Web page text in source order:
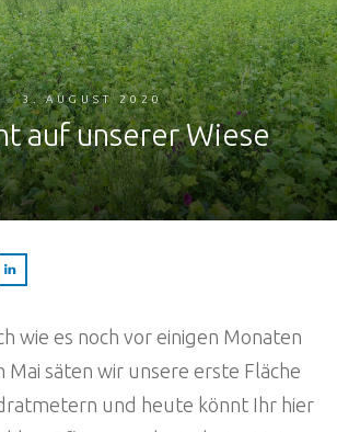
3. AUGUST 2020
auf unserer Wiese
wie es noch vor einigen Monaten
Mai säten wir unsere erste Fläche
und heute könnt Ihr hier